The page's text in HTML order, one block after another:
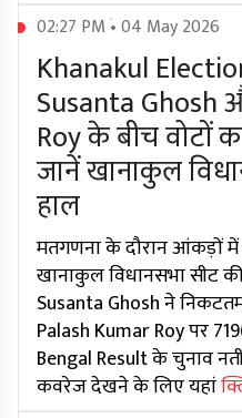
02:27 PM • 04 May 2026
Khanakul
Susanta Ghosh
Roy के बीच वोटों
जानें खानाकुल
हाल
मतगणना के दौरान आंकड़ों में
खानाकुल विधानसभा सीट
Susanta Ghosh ने निकटतम
Palash Kumar Roy पर
Bengal Result के चुनाव
कवरेज देखने के लिए यहां